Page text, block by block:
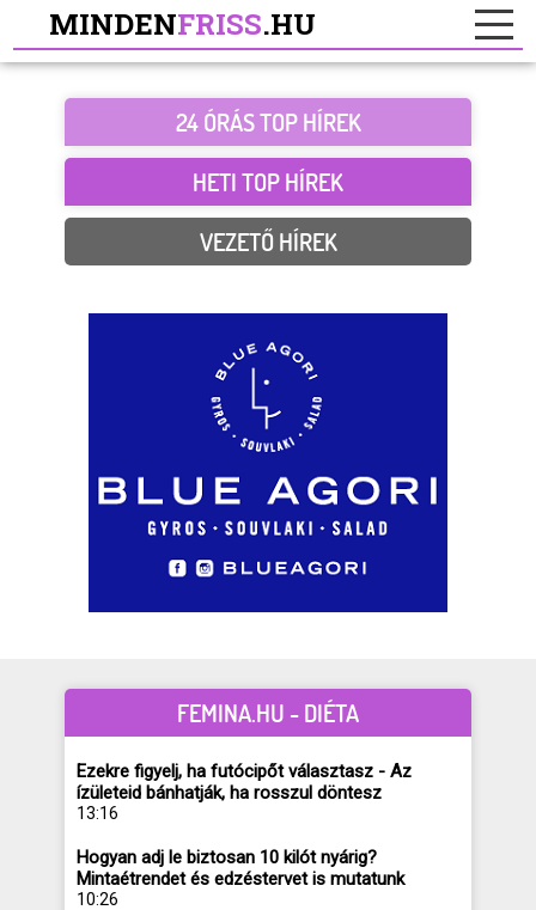
MINDENFRISS.HU
24 ÓRÁS TOP HÍREK
HETI TOP HÍREK
VEZETŐ HÍREK
FEMINA.HU - DIÉTA
Ezekre figyelj, ha futócipőt választasz - Az
ízületeid bánhatják, ha rosszul döntesz
13:16
Hogyan adj le biztosan 10 kilót nyárig?
Mintaétrendet és edzéstervet is mutatunk
10:26